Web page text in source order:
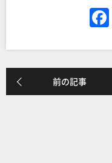
前の記事